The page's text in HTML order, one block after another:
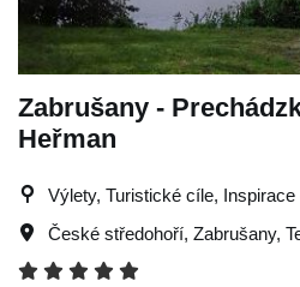
Zabrušany -
Heřman
Výlety, Turistické cíle,
České středohoří, Zabrušany,